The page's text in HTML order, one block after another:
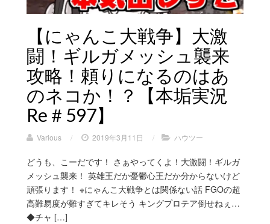
【にゃんこ大戦争】大激
闘！ギルガメッシュ襲来
攻略！頼りになるのはあ
のネコか！？【本垢実況
Re＃597】
Various / 2019年3月11日 / ハウツー
どうも、こーだです！ さぁやってくよ！大激闘！ギルガ
メッシュ襲来！ 英雄王だか憂鬱心王だか分からないけど
頑張ります！ ※にゃんこ大戦争とは関係ない話 FGOの超
高難易度が難すぎてキレそう キングプロテア倒せねぇ…
◆チャ […]